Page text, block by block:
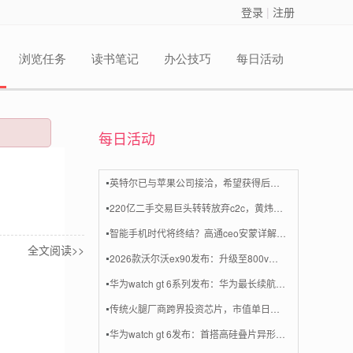
登录 | 注册
浏览任务 读书笔记 办公技巧 每日活动
全文阅读>>
每日活动